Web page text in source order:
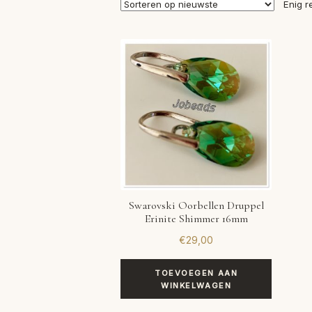
Enig
Swarovski Oorbellen Druppel
Erinite Shimmer 16mm
€29,00
TOEVOEGEN AAN
WINKELWAGEN